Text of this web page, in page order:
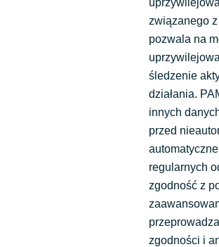
związanego
pozwala na
śledzenie
działania.
innych
przed
regularnych
zgodność z
zgodności i